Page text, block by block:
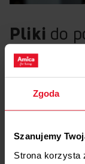
Zgoda
Szanujemy
Strona korzysta
Pliki do
Etykieta energetyczna
Etykieta
Karta produktu